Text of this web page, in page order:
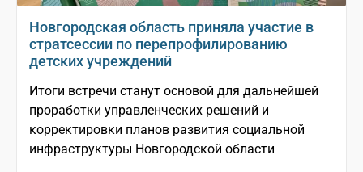
Новгородская область приняла участие в
стратсессии по перепрофилированию
детских учреждений
Итоги встречи станут основой для дальнейшей
проработки управленческих решений и
корректировки планов развития социальной
инфраструктуры Новгородской области